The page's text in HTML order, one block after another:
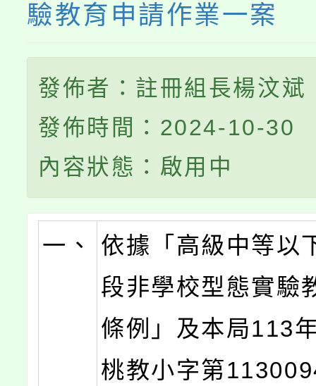
驗教育申請作業一案
發佈者：註冊組長楊汶斌
發佈時間：2024-10-30
內容狀態：啟用中
一、
依據「高級中等以
段非學校型態實驗
條例」及本局113
桃教小字第